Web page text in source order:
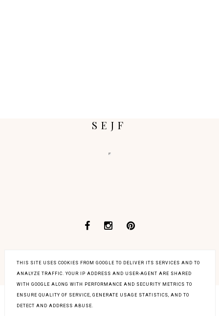
SEJF
COPYRIGHT © STARE PIANINO
BLOG DESIGN:
KAROGRAFIA.PL
THIS SITE USES COOKIES FROM GOOGLE TO DELIVER ITS SERVICES AND TO
ANALYZE TRAFFIC. YOUR IP ADDRESS AND USER-AGENT ARE SHARED
WITH GOOGLE ALONG WITH PERFORMANCE AND SECURITY METRICS TO
ENSURE QUALITY OF SERVICE, GENERATE USAGE STATISTICS, AND TO
DETECT AND ADDRESS ABUSE.